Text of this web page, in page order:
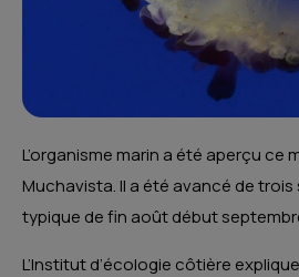
L’organisme marin a été aperçu ce
Muchavista. Il a été avancé de
typique de fin août début
L’Institut d’écologie côtière